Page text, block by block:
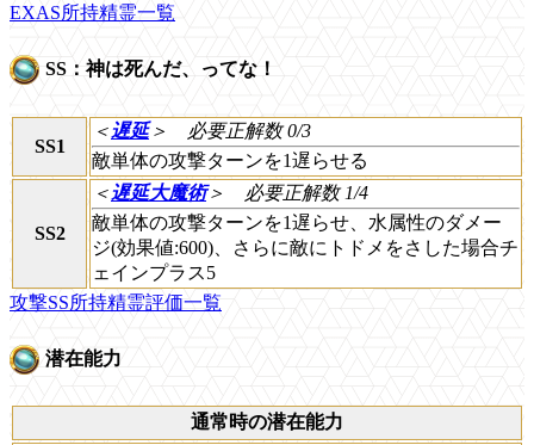
EXAS所持精霊一覧
SS：神は死んだ、ってな！
SS1
＜遅延＞
必要正解数 0/3
敵単体の攻撃ターンを1遅らせる
SS2
＜遅延大魔術＞
必要正解数 1/4
敵単体の攻撃ターンを1遅らせ、水属性のダメー
ジ(効果値:600)、さらに敵にトドメをさした場合チ
ェインプラス5
攻撃SS所持精霊評価一覧
潜在能力
通常時の潜在能力